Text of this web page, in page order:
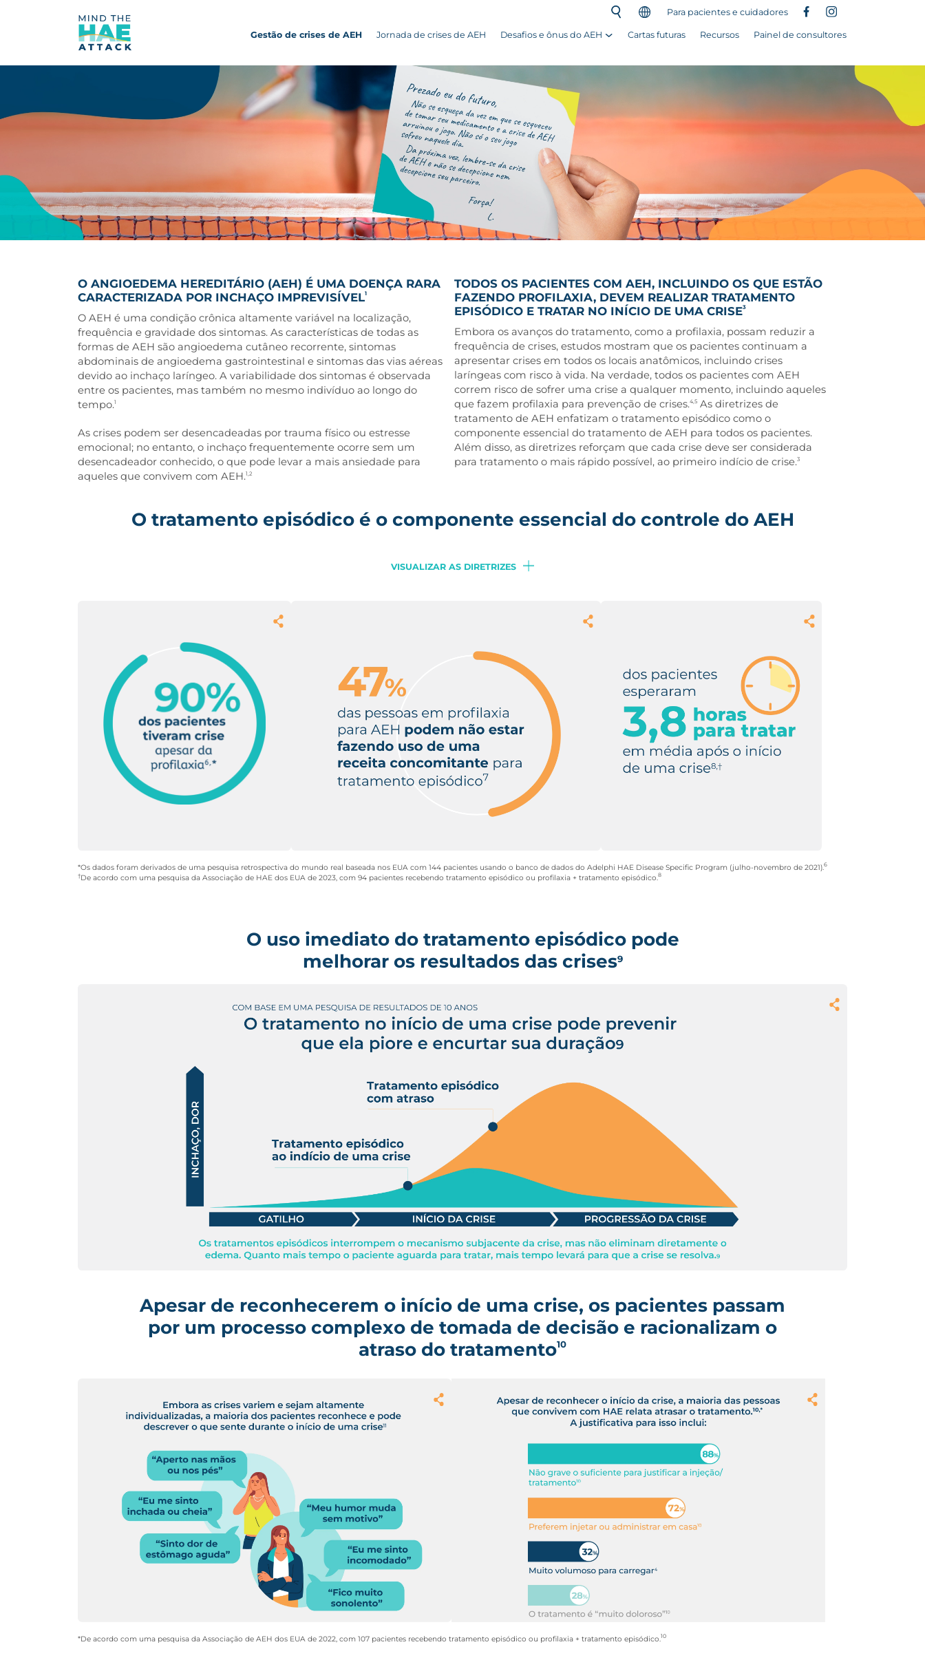
Para pacientes e cuidadores
Gestão de crises de AEH Jornada de crises de AEH Desafios e ônus do AEH Cartas futuras Recursos Painel de consultores
O ANGIOEDEMA HEREDITÁRIO (AEH) É UMA DOENÇA RARA
CARACTERIZADA POR INCHAÇO IMPREVISÍVEL1
O AEH é uma condição crônica altamente variável na localização,
frequência e gravidade dos sintomas. As características de todas as
formas de AEH são angioedema cutâneo recorrente, sintomas
abdominais de angioedema gastrointestinal e sintomas das vias aéreas
devido ao inchaço laríngeo. A variabilidade dos sintomas é observada
entre os pacientes, mas também no mesmo indivíduo ao longo do
tempo.1
As crises podem ser desencadeadas por trauma físico ou estresse
emocional; no entanto, o inchaço frequentemente ocorre sem um
desencadeador conhecido, o que pode levar a mais ansiedade para
aqueles que convivem com AEH.1,2
TODOS OS PACIENTES COM AEH, INCLUINDO OS QUE ESTÃO
FAZENDO PROFILAXIA, DEVEM REALIZAR TRATAMENTO
EPISÓDICO E TRATAR NO INÍCIO DE UMA CRISE3
Embora os avanços do tratamento, como a profilaxia, possam reduzir a
frequência de crises, estudos mostram que os pacientes continuam a
apresentar crises em todos os locais anatômicos, incluindo crises
laríngeas com risco à vida. Na verdade, todos os pacientes com AEH
correm risco de sofrer uma crise a qualquer momento, incluindo aqueles
que fazem profilaxia para prevenção de crises.4,5 As diretrizes de
tratamento de AEH enfatizam o tratamento episódico como o
componente essencial do tratamento de AEH para todos os pacientes.
Além disso, as diretrizes reforçam que cada crise deve ser considerada
para tratamento o mais rápido possível, ao primeiro indício de crise.3
O tratamento episódico é o componente essencial do controle do AEH
VISUALIZAR AS DIRETRIZES
Toda pessoa que convive com AEH deve ter acesso constante a tratamento episódico
suficiente para pelo menos 2 crises e sempre levar consigo medicação episódica,
Tratamento precoce para prevenir a progressão
Medicamentos episódicos devem ser considerados para cada crise e tomados no
início da crise no início da crise
Tratamento independentemente da localização
TODASas crises de AEH são elegíveis para tratamento, independentemente da
localização do inchaço ou da gravidade da crise
Tenha um plano de ação personalizado em vigor
Um plano de tratamento deve ser desenvolvido cuidadosamente por meio de um
processo de tomada de decisão compartilhada e com base nas necessidades
individuais do paciente
*Os dados foram derivados de uma pesquisa retrospectiva do mundo real baseada nos EUA com 144 pacientes usando o banco de dados do Adelphi HAE Disease Specific Program (julho-novembro de 2021).6
†De acordo com uma pesquisa da Associação de HAE dos EUA de 2023, com 94 pacientes recebendo tratamento episódico ou profilaxia + tratamento episódico.8
O uso imediato do tratamento episódico pode
melhorar os resultados das crises9
Apesar de reconhecerem o início de uma crise, os pacientes passam
por um processo complexo de tomada de decisão e racionalizam o
atraso do tratamento10
*De acordo com uma pesquisa da Associação de AEH dos EUA de 2022, com 107 pacientes recebendo tratamento episódico ou profilaxia + tratamento episódico.10